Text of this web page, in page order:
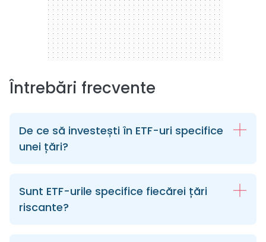
Întrebări frecvente
De ce să investești în ETF-uri specifice
unei țări?
Sunt ETF-urile specifice fiecărei țări
riscante?